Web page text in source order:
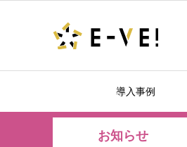
導入事例
お知らせ